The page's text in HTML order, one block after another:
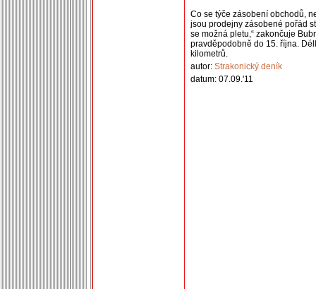
Co se týče zásobení obchodů,
jsou prodejny zásobené pořád
se možná pletu,“ zakončuje
pravděpodobně do 15. října.
kilometrů.
autor: Strakonický deník
datum: 07.09.'11